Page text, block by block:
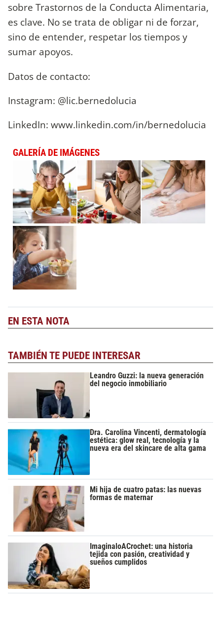
sobre Trastornos de la Conducta Alimentaria,
es clave. No se trata de obligar ni de forzar,
sino de entender, respetar los tiempos y
sumar apoyos.
Datos de contacto:
Instagram: @lic.bernedolucia
LinkedIn: www.linkedin.com/in/bernedolucia
GALERÍA DE IMÁGENES
EN ESTA NOTA
TAMBIÉN TE PUEDE INTERESAR
Leandro Guzzi: la nueva generación
del negocio inmobiliario
Dra. Carolina Vincenti, dermatología
estética: glow real, tecnología y la
nueva era del skincare de alta gama
Mi hija de cuatro patas: las nuevas
formas de maternar
ImaginaloACrochet: una historia
tejida con pasión, creatividad y
sueños cumplidos